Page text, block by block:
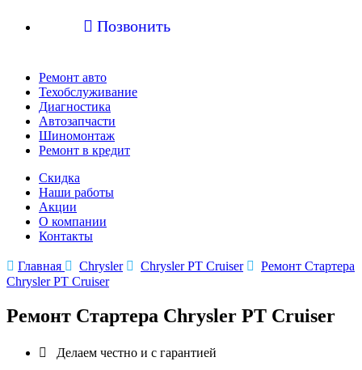
 Позвонить
Ремонт авто
Техобслуживание
Диагностика
Автозапчасти
Шиномонтаж
Ремонт в кредит
Скидка
Наши работы
Акции
О компании
Контакты
 Главная  Chrysler  Chrysler PT Cruiser  Ремонт Стартера
Chrysler PT Cruiser
Ремонт Стартера Chrysler PT Cruiser
 Делаем честно и с гарантией